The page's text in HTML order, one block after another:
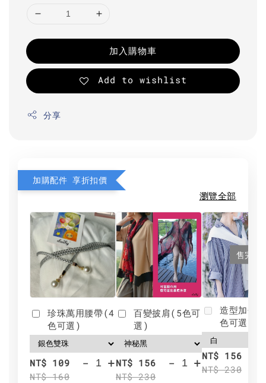
加入購物車
Add to wishlist
分享
加購配件 享折扣價
瀏覽全部
珍珠萬用腰帶(4
色可選)
NT$ 109
NT$ 160
- +
百變披肩(5色可
選)
NT$ 156
NT$ 230
- +
售完
造型加分
色可選)
NT$ 156
NT$ 230